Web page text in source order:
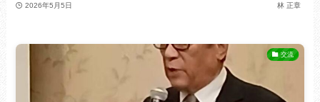
2026年5月5日 林 正章
交流